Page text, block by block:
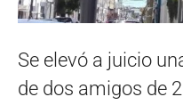
Se elevó a juicio
de dos amigos de